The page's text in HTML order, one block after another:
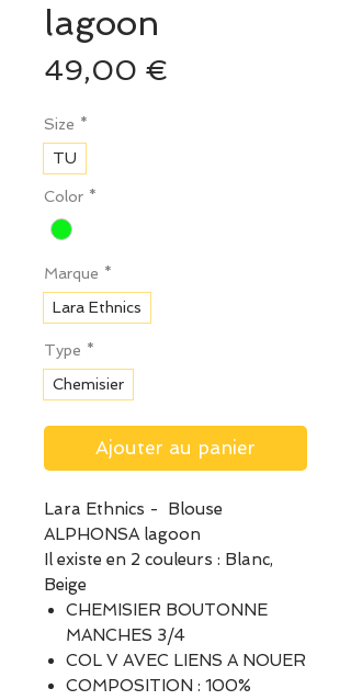
lagoon
49,00 €
Size *
TU
Color *
Marque *
Lara Ethnics
Type *
Chemisier
Ajouter au panier
Lara Ethnics - Blouse
ALPHONSA lagoon
Il existe en 2 couleurs : Blanc,
Beige
CHEMISIER BOUTONNE
MANCHES 3/4
COL V AVEC LIENS A NOUER
COMPOSITION : 100%